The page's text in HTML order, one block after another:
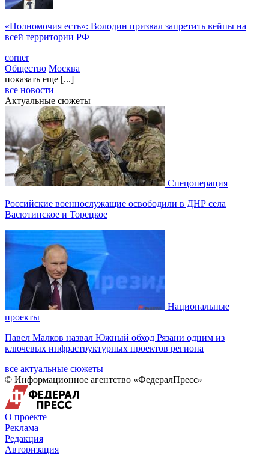
«Полномочия есть»: Володин призвал запретить вейпы на
всей территории РФ
corner
Общество Москва
показать еще [...]
все новости
Актуальные сюжеты
Спецоперация
Российские военнослужащие освободили в ДНР села
Васютинское и Торецкое
Национальные
проекты
Павел Малков назвал Южный обход Рязани одним из
ключевых инфраструктурных проектов региона
все актуальные сюжеты
© Информационное агентство «ФедералПресс»
О проекте
Реклама
Редакция
Авторизация